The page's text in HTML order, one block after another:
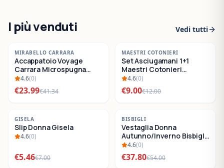
I più venduti Vedi tutti
-42%
SALDI
MIRABELLO CARRARA
Accappatoio Voyage
Carrara Microspugna
Cotone
4.6(0)
€23.99€41.34
-25%
SALDI
MAESTRI COTONIERI
Set Asciugamani 1+1
Maestri Cotonieri
Eternity Spugna di
Cotone
4.6(0)
€9.00€12.00
-22 %
SALDI
GISELA
Slip Donna Gisela
4.6(0)
€5.46€7.00
-30 %
SALDI
BISBIGLI
Vestaglia Donna
Autunno/Inverno Bisbigli
BO288632
4.6(0)
€37.80€54.00